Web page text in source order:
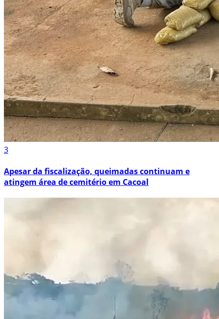
3
Apesar da fiscalização, queimadas continuam e
atingem área de cemitério em Cacoal